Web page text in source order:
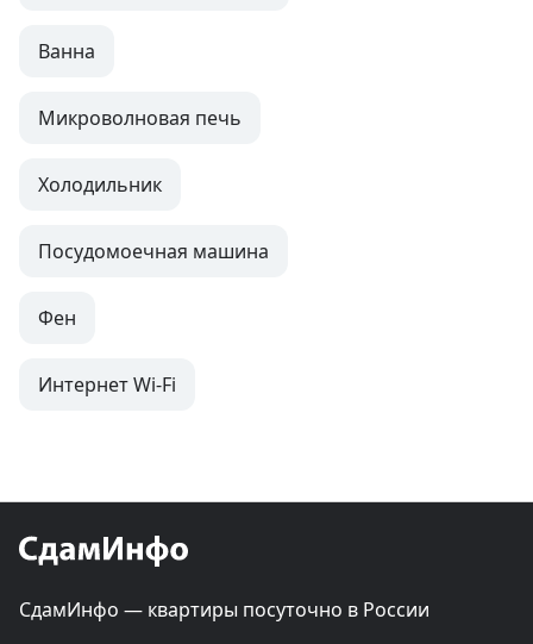
Ванна
Микроволновая печь
Холодильник
Посудомоечная машина
Фен
Интернет Wi-Fi
СдамИнфо — квартиры посуточно в России